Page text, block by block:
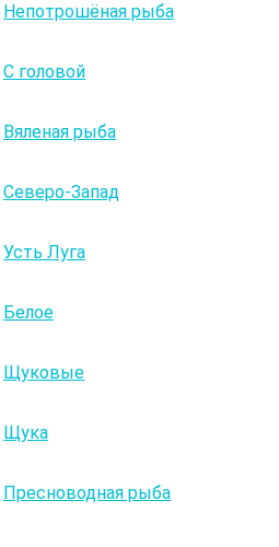
Непотрошёная рыба
С головой
Вяленая рыба
Северо-Запад
Усть Луга
Белое
Щуковые
Щука
Пресноводная рыба